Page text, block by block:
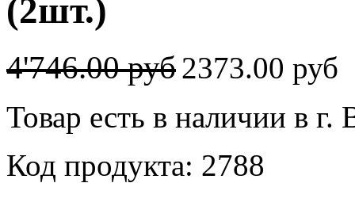
(2шт.)
4'746.00 руб2373.00 руб
Товар есть в наличии в г.
Код продукта: 2788